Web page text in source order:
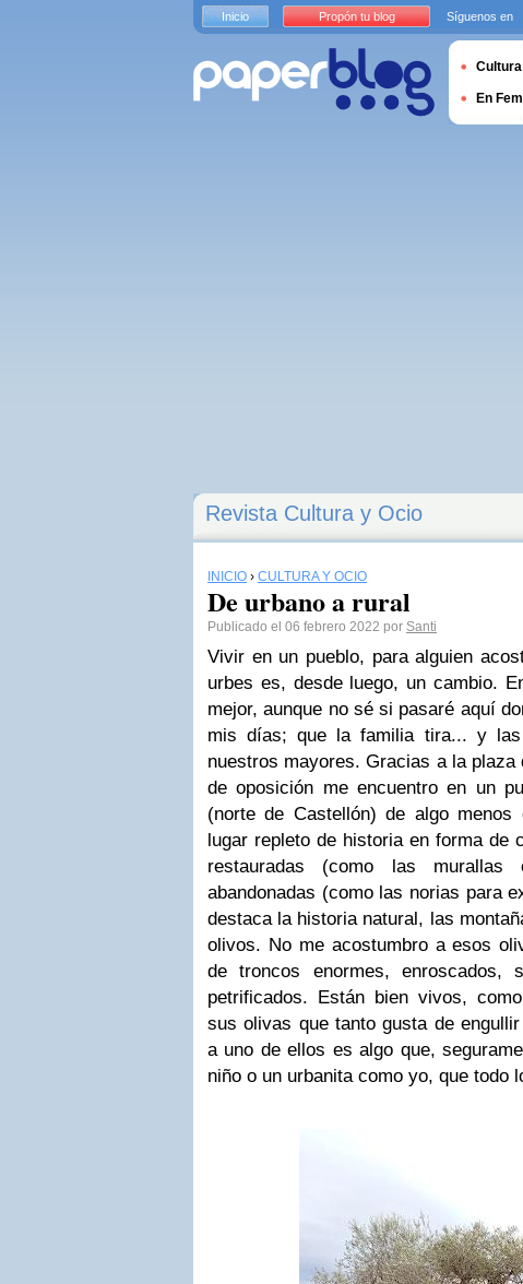
Revista Cultura y Ocio
INICIO › CULTURA Y OCIO
De urbano a rural
Publicado el 06 febrero 2022 por Santi
Vivir en un pueblo, para alguien
urbes es, desde luego, un cambio.
mejor, aunque no sé si pasaré aquí
mis días; que la familia tira... y las
nuestros mayores. Gracias a la plaza
de oposición me encuentro en un
(norte de Castellón) de algo menos
lugar repleto de historia en forma de
restauradas (como las
abandonadas (como las norias para
destaca la historia natural, las
olivos. No me acostumbro a esos
de troncos enormes, enroscados,
petrificados. Están bien vivos,
sus olivas que tanto gusta de
a uno de ellos es algo que,
niño o un urbanita como yo, que todo
Inicio Propón tu blog Síguenos en
En